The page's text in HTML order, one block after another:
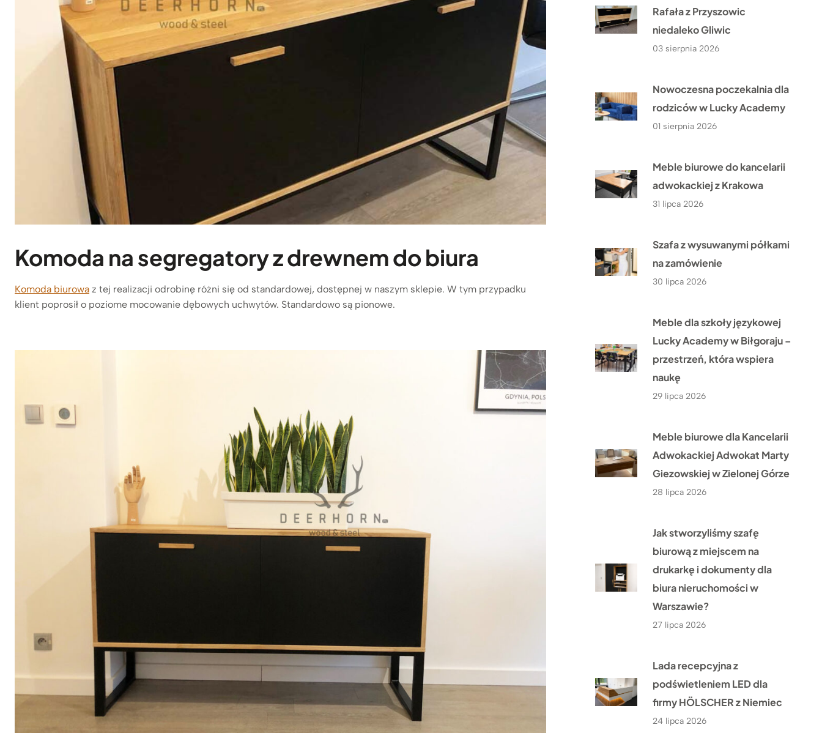
Komoda na segregatory z drewnem do biura
Komoda biurowa z tej realizacji odrobinę różni się od standardowej, dostępnej w naszym sklepie. W tym przypadku
klient poprosił o poziome mocowanie dębowych uchwytów. Standardowo są pionowe.
Rafała z Przyszowic
niedaleko Gliwic
03 sierpnia 2026
Nowoczesna poczekalnia dla
rodziców w Lucky Academy
01 sierpnia 2026
Meble biurowe do kancelarii
adwokackiej z Krakowa
31 lipca 2026
Szafa z wysuwanymi półkami
na zamówienie
30 lipca 2026
Meble dla szkoły językowej
Lucky Academy w Biłgoraju –
przestrzeń, która wspiera
naukę
29 lipca 2026
Meble biurowe dla Kancelarii
Adwokackiej Adwokat Marty
Giezowskiej w Zielonej Górze
28 lipca 2026
Jak stworzyliśmy szafę
biurową z miejscem na
drukarkę i dokumenty dla
biura nieruchomości w
Warszawie?
27 lipca 2026
Lada recepcyjna z
podświetleniem LED dla
firmy HÖLSCHER z Niemiec
24 lipca 2026